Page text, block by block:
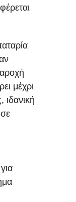
μέχρι
ιδανική